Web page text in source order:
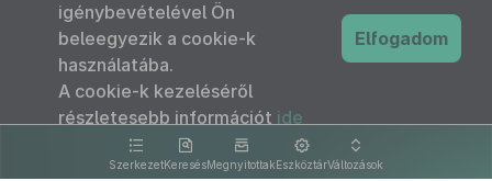
SzerkezetKeresésMegnyitottakEszköztárVáltozások
igénybevételével Ön
beleegyezik a cookie-k
használatába.
A cookie-k kezeléséről
részletesebb információt ide
kattintva olvashat.
Elfogadom